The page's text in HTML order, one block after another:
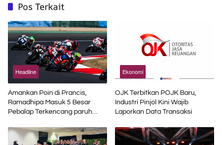
Pos Terkait
Headline
Amankan Poin di Prancis,
Ramadhipa Masuk 5 Besar
Pebalap Terkencang paruh
Ekonomi
OJK Terbitkan POJK Baru,
Industri Pinjol Kini Wajib
Laporkan Data Transaksi